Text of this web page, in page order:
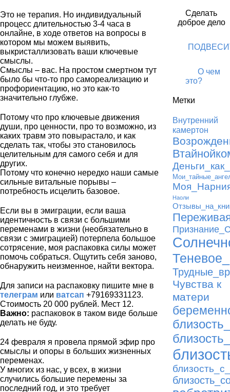
Это не терапия. Но индивидуальный
процесс длительностью 3-4 часа в
онлайне, в ходе ответов на вопросы в
котором мы можем выявить,
выкристаллизовать ваши ключевые
смыслы.
Смыслы – вас. На простом смертном тут
было бы что-то про самореализацию и
профориентацию, но это как-то
значительно глубже.
Потому что про ключевые движения
души, про ценности, про то возможно, из
каких травм это повырастало, и как
сделать так, чтобы это становилось
целительным для самого себя и для
других.
Потому что конечно нередко наши самые
сильные витальные порывы –
потребность исцелить базовое.
Если вы в эмиграции, если ваша
идентичность в связи с большими
переменами в жизни (необязательно в
связи с эмиграцией) потерпела большое
сотрясение, моя распаковка силы может
помочь собраться. Ощутить себя заново,
обнаружить неизменное, найти вектора.
Для записи на распаковку пишите мне в
телеграм или ватсап +79169331123.
Стоимость 20 000 рублей. Мест 12.
Важно: распаковок в таком виде больше
делать не буду.
24 февраля я провела прямой эфир про
смыслы и опоры в больших жизненных
переменах.
У многих из нас, у всех, в жизни
случились большие перемены за
последний год, и это требует
Сделать
доброе дело
О чем
это?
Метки
Внутренний
камертон
Наоли
Чувства к
матери